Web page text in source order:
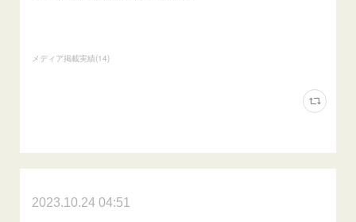
メディア掲載実績(14)
2023.10.24 04:51